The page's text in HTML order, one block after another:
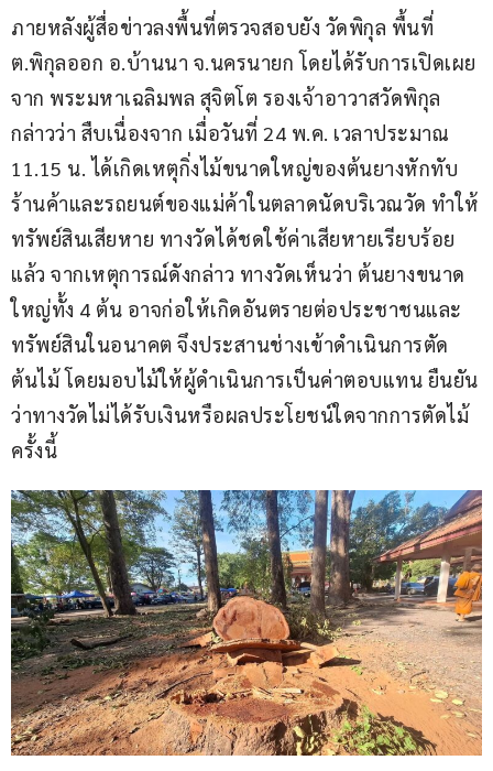
ภายหลังผู้สื่อข่าวลงพื้นที่ตรวจสอบยัง วัดพิกุล พื้นที่
ต.พิกุลออก อ.บ้านนา จ.นครนายก โดยได้รับการเปิดเผย
จาก พระมหาเฉลิมพล สุจิตโต รองเจ้าอาวาสวัดพิกุล
กล่าวว่า สืบเนื่องจาก เมื่อวันที่ 24 พ.ค. เวลาประมาณ
11.15 น. ได้เกิดเหตุกิ่งไม้ขนาดใหญ่ของต้นยางหักทับ
ร้านค้าและรถยนต์ของแม่ค้าในตลาดนัดบริเวณวัด ทำให้
ทรัพย์สินเสียหาย ทางวัดได้ชดใช้ค่าเสียหายเรียบร้อย
แล้ว จากเหตุการณ์ดังกล่าว ทางวัดเห็นว่า ต้นยางขนาด
ใหญ่ทั้ง 4 ต้น อาจก่อให้เกิดอันตรายต่อประชาชนและ
ทรัพย์สินในอนาคต จึงประสานช่างเข้าดำเนินการตัด
ต้นไม้ โดยมอบไม้ให้ผู้ดำเนินการเป็นค่าตอบแทน ยืนยัน
ว่าทางวัดไม่ได้รับเงินหรือผลประโยชน์ใดจากการตัดไม้
ครั้งนี้